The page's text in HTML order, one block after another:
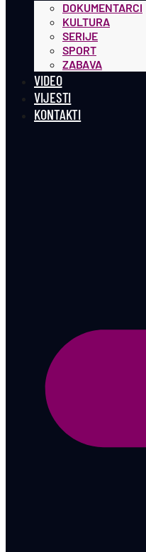
DOKUMENTARCI
KULTURA
SERIJE
SPORT
ZABAVA
VIDEO
VIJESTI
KONTAKTI